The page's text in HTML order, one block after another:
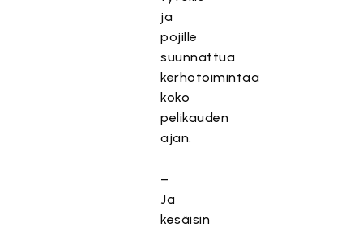
ja
pojille
suunnattua
kerhotoimintaa
koko
pelikauden
ajan.
–
Ja
kesäisin